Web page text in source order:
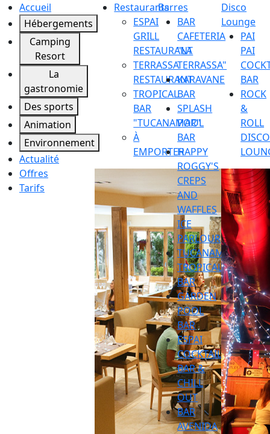
Accueil
Hébergements
Camping
Resort
La
gastronomie
Des sports
Animation
Environnement
Actualité
Offres
Tarifs
Restaurants
ESPAI
GRILL
RESTAURANT
TERRASSA
RESTAURANT
TROPICAL
BAR
"TUCANAMAR"
À
EMPORTER
Barres
BAR
CAFETERIA
"LA
TERRASSA"
KARAVANE
BAR
SPLASH
POOL
BAR
HAPPY
ROGGY'S
CREPS
AND
WAFFLES
ICE
PARLOUR
TUCANAMAR
TROPICAL
BAR
GARDEN
POOL
BAR
ESPAI
COCKTAIL
BAR &
CHILL
OUT
BAR
AVENIDA
Disco
Lounge
PAI
PAI
BAR
ROCK
&
ROLL
DISCO